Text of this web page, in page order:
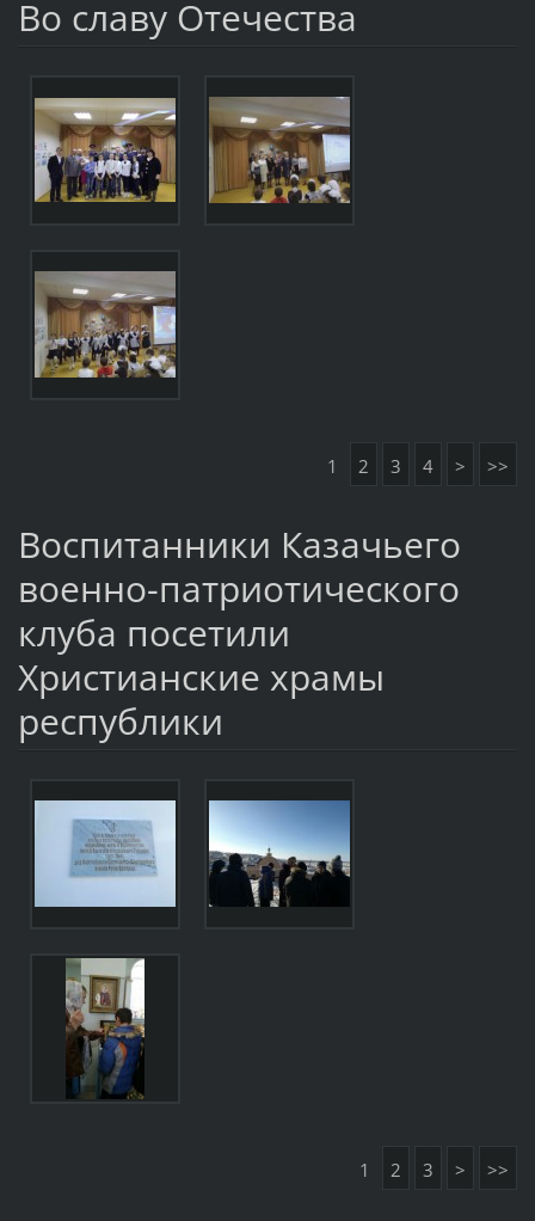
Во славу Отечества
1 2 3 4 > >>
Воспитанники Казачьего
военно-патриотического
клуба посетили
Христианские храмы
республики
1 2 3 > >>